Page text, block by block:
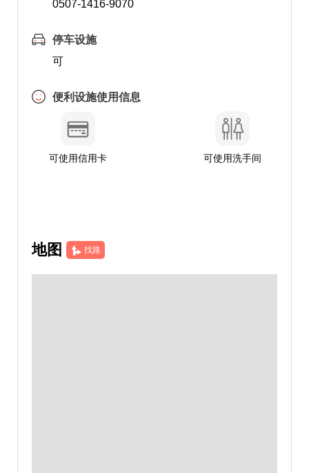
0507-1416-9070
停车设施
可
便利设施使用信息
可使用信用卡 可使用洗手间
地图 找路